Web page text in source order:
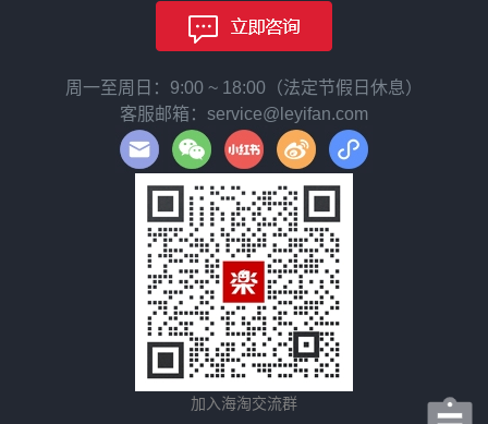
周一至周日：9:00 ~ 18:00（法定节假日休息）
客服邮箱：service@leyifan.com
加入海淘交流群